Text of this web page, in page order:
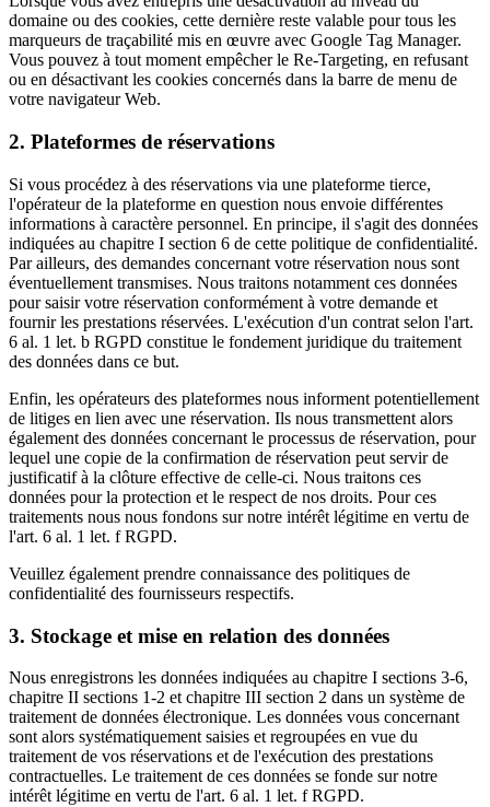
domaine ou des cookies, cette dernière reste valable pour tous les
marqueurs de traçabilité mis en œuvre avec Google Tag Manager.
Vous pouvez à tout moment empêcher le Re-Targeting, en refusant
ou en désactivant les cookies concernés dans la barre de menu de
votre navigateur Web.
2. Plateformes de réservations
Si vous procédez à des réservations via une plateforme tierce,
l'opérateur de la plateforme en question nous envoie différentes
informations à caractère personnel. En principe, il s'agit des données
indiquées au chapitre I section 6 de cette politique de confidentialité.
Par ailleurs, des demandes concernant votre réservation nous sont
éventuellement transmises. Nous traitons notamment ces données
pour saisir votre réservation conformément à votre demande et
fournir les prestations réservées. L'exécution d'un contrat selon l'art.
6 al. 1 let. b RGPD constitue le fondement juridique du traitement
des données dans ce but.
Enfin, les opérateurs des plateformes nous informent potentiellement
de litiges en lien avec une réservation. Ils nous transmettent alors
également des données concernant le processus de réservation, pour
lequel une copie de la confirmation de réservation peut servir de
justificatif à la clôture effective de celle-ci. Nous traitons ces
données pour la protection et le respect de nos droits. Pour ces
traitements nous nous fondons sur notre intérêt légitime en vertu de
l'art. 6 al. 1 let. f RGPD.
Veuillez également prendre connaissance des politiques de
confidentialité des fournisseurs respectifs.
3. Stockage et mise en relation des données
Nous enregistrons les données indiquées au chapitre I sections 3-6,
chapitre II sections 1-2 et chapitre III section 2 dans un système de
traitement de données électronique. Les données vous concernant
sont alors systématiquement saisies et regroupées en vue du
traitement de vos réservations et de l'exécution des prestations
contractuelles. Le traitement de ces données se fonde sur notre
intérêt légitime en vertu de l'art. 6 al. 1 let. f RGPD.